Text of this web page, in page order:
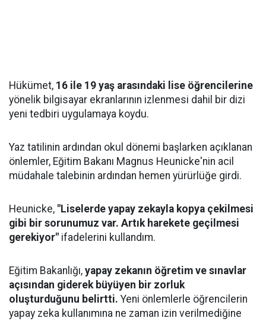
Hükümet, 16 ile 19 yaş arasındaki lise öğrencilerine
yönelik bilgisayar ekranlarının izlenmesi dahil bir dizi
yeni tedbiri uygulamaya koydu.
Yaz tatilinin ardından okul dönemi başlarken açıklanan
önlemler, Eğitim Bakanı Magnus Heunicke'nin acil
müdahale talebinin ardından hemen yürürlüğe girdi.
Heunicke, "Liselerde yapay zekayla kopya çekilmesi
gibi bir sorunumuz var. Artık harekete geçilmesi
gerekiyor" ifadelerini kullandım.
Eğitim Bakanlığı, yapay zekanın öğretim ve sınavlar
açısından giderek büyüyen bir zorluk
oluşturduğunu belirtti. Yeni önlemlerle öğrencilerin
yapay zeka kullanımına ne zaman izin verilmediğine